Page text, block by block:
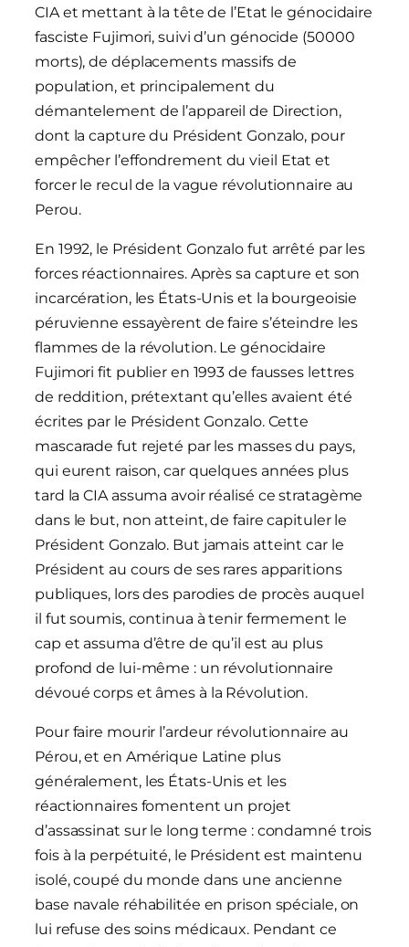
CIA et mettant à la tête de l’Etat le génocidaire
fasciste Fujimori, suivi d’un génocide (50000
morts), de déplacements massifs de
population, et principalement du
démantelement de l’appareil de Direction,
dont la capture du Président Gonzalo, pour
empêcher l’effondrement du vieil Etat et
forcer le recul de la vague révolutionnaire au
Perou.
En 1992, le Président Gonzalo fut arrêté par les
forces réactionnaires. Après sa capture et son
incarcération, les États-Unis et la bourgeoisie
péruvienne essayèrent de faire s’éteindre les
flammes de la révolution. Le génocidaire
Fujimori fit publier en 1993 de fausses lettres
de reddition, prétextant qu’elles avaient été
écrites par le Président Gonzalo. Cette
mascarade fut rejeté par les masses du pays,
qui eurent raison, car quelques années plus
tard la CIA assuma avoir réalisé ce stratagème
dans le but, non atteint, de faire capituler le
Président Gonzalo. But jamais atteint car le
Président au cours de ses rares apparitions
publiques, lors des parodies de procès auquel
il fut soumis, continua à tenir fermement le
cap et assuma d’être de qu’il est au plus
profond de lui-même : un révolutionnaire
dévoué corps et âmes à la Révolution.
Pour faire mourir l’ardeur révolutionnaire au
Pérou, et en Amérique Latine plus
généralement, les États-Unis et les
réactionnaires fomentent un projet
d’assassinat sur le long terme : condamné trois
fois à la perpétuité, le Président est maintenu
isolé, coupé du monde dans une ancienne
base navale réhabilitée en prison spéciale, on
lui refuse des soins médicaux. Pendant ce